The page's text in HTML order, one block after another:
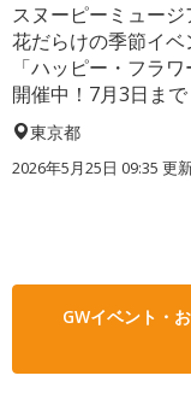
スヌーピーミュージ
花だらけの季節イベ
「ハッピー・フラ
開催中！7月3日まで
東京都
2026年5月25日 09:35 更
GWイベント・